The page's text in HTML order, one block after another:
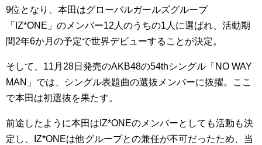
9位となり、本田はグローバルガールズグループ
「IZ*ONE」のメンバー12人のうちの1人に選ばれ、活動期
間2年6か月の予定で世界デビューすることが決定。
そして、11月28日発売のAKB48の54thシングル「NO WAY
MAN」では、シングル表題曲の選抜メンバーに抜擢。ここ
で本田は初選抜を果たす。
前途したように本田はIZ*ONEのメンバーとしても活動も決
定し、IZ*ONEは他グループとの兼任が不可だったため、当